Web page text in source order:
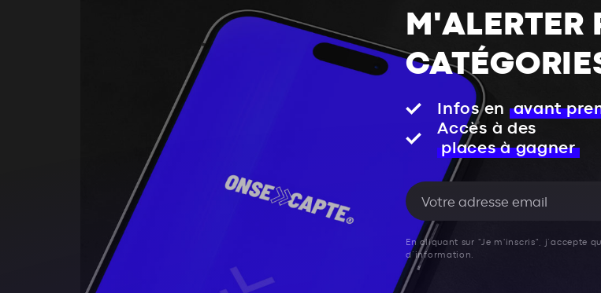
M'ALERTER
Infos en avant
Accès à des
places à gagner
En cliquant sur "Je m'inscris", j’accepte
d’information.